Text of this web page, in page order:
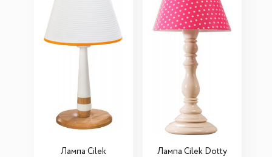
Лампа Cilek
Лампа Cilek Dotty